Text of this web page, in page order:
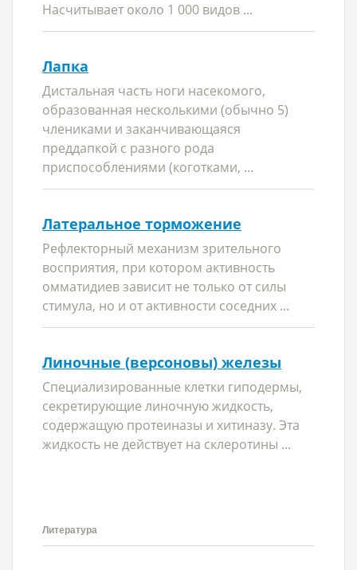
Насчитывает около 1 000 видов ...
Лапка
Дистальная часть ноги насекомого,
образованная несколькими (обычно 5)
члениками и заканчивающаяся
преддапкой с разного рода
приспособлениями (коготками, ...
Латеральное торможение
Рефлекторный механизм зрительного
восприятия, при котором активность
омматидиев зависит не только от силы
стимула, но и от активности соседних ...
Линочные (версоновы) железы
Специализированные клетки гиподермы,
секретирующие линочную жидкость,
содержащую протеиназы и хитиназу. Эта
жидкость не действует на склеротины ...
Литература